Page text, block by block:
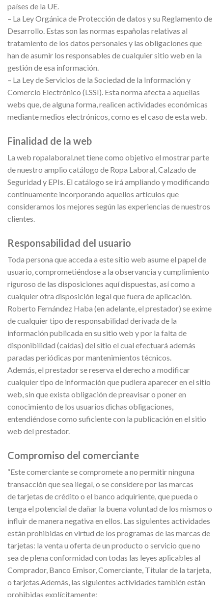
países de la UE.
– La Ley Orgánica de Protección de datos y su Reglamento de
Desarrollo. Estas son las normas españolas relativas al
tratamiento de los datos personales y las obligaciones que
han de asumir los responsables de cualquier sitio web en la
gestión de esa información.
– La Ley de Servicios de la Sociedad de la Información y
Comercio Electrónico (LSSI). Esta norma afecta a aquellas
webs que, de alguna forma, realicen actividades económicas
mediante medios electrónicos, como es el caso de esta web.
Finalidad de la web
La web ropalaboral.net tiene como objetivo el mostrar parte
de nuestro amplio catálogo de Ropa Laboral, Calzado de
Seguridad y EPIs. El catálogo se irá ampliando y modificando
continuamente incorporando aquellos artículos que
consideramos los mejores según las experiencias de nuestros
clientes.
Responsabilidad del usuario
Toda persona que acceda a este sitio web asume el papel de
usuario, comprometiéndose a la observancia y cumplimiento
riguroso de las disposiciones aquí dispuestas, así como a
cualquier otra disposición legal que fuera de aplicación.
Roberto Fernández Haba (en adelante, el prestador) se exime
de cualquier tipo de responsabilidad derivada de la
información publicada en su sitio web y por la falta de
disponibilidad (caídas) del sitio el cual efectuará además
paradas periódicas por mantenimientos técnicos.
Además, el prestador se reserva el derecho a modificar
cualquier tipo de información que pudiera aparecer en el sitio
web, sin que exista obligación de preavisar o poner en
conocimiento de los usuarios dichas obligaciones,
entendiéndose como suficiente con la publicación en el sitio
web del prestador.
Compromiso del comerciante
“Este comerciante se compromete a no permitir ninguna
transacción que sea ilegal, o se considere por las marcas
de tarjetas de crédito o el banco adquiriente, que pueda o
tenga el potencial de dañar la buena voluntad de los mismos o
influir de manera negativa en ellos. Las siguientes actividades
están prohibidas en virtud de los programas de las marcas de
tarjetas: la venta u oferta de un producto o servicio que no
sea de plena conformidad con todas las leyes aplicables al
Comprador, Banco Emisor, Comerciante, Titular de la tarjeta,
o tarjetas.Además, las siguientes actividades también están
prohibidas explícitamente: